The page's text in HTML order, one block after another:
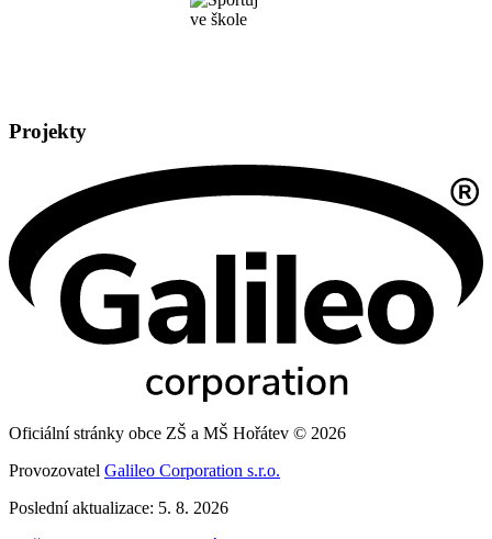
Projekty
Oficiální stránky obce ZŠ a MŠ Hořátev © 2026
Provozovatel Galileo Corporation s.r.o.
Poslední aktualizace: 5. 8. 2026